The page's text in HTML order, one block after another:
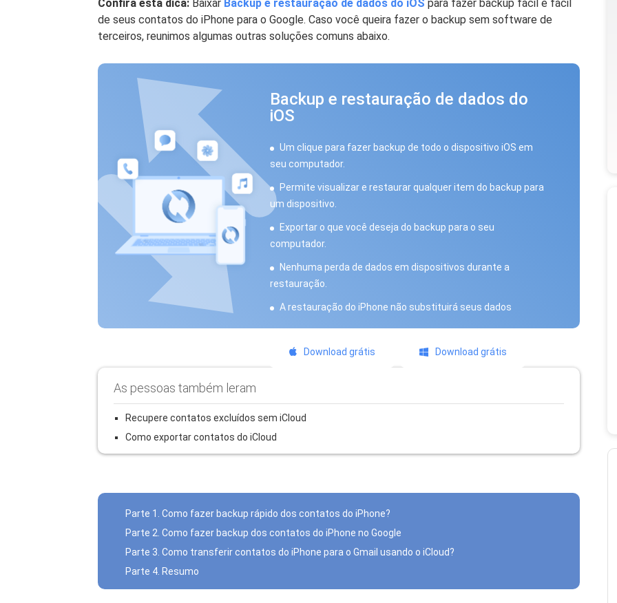
Confira esta dica: Baixar Backup e restauração de dados do iOS para fazer backup fácil e fácil
de seus contatos do iPhone para o Google. Caso você queira fazer o backup sem software de
terceiros, reunimos algumas outras soluções comuns abaixo.
Backup e restauração de dados do
iOS
Um clique para fazer backup de todo o dispositivo iOS em
seu computador.
Permite visualizar e restaurar qualquer item do backup para
um dispositivo.
Exportar o que você deseja do backup para o seu
computador.
Nenhuma perda de dados em dispositivos durante a
restauração.
A restauração do iPhone não substituirá seus dados
Download grátis Download grátis
As pessoas também leram
Recupere contatos excluídos sem iCloud
Como exportar contatos do iCloud
Parte 1. Como fazer backup rápido dos contatos do iPhone?
Parte 2. Como fazer backup dos contatos do iPhone no Google
Parte 3. Como transferir contatos do iPhone para o Gmail usando o iCloud?
Parte 4. Resumo